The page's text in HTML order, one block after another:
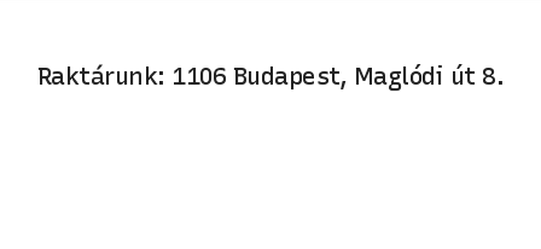
Raktárunk: 1106 Budapest, Maglódi út 8.